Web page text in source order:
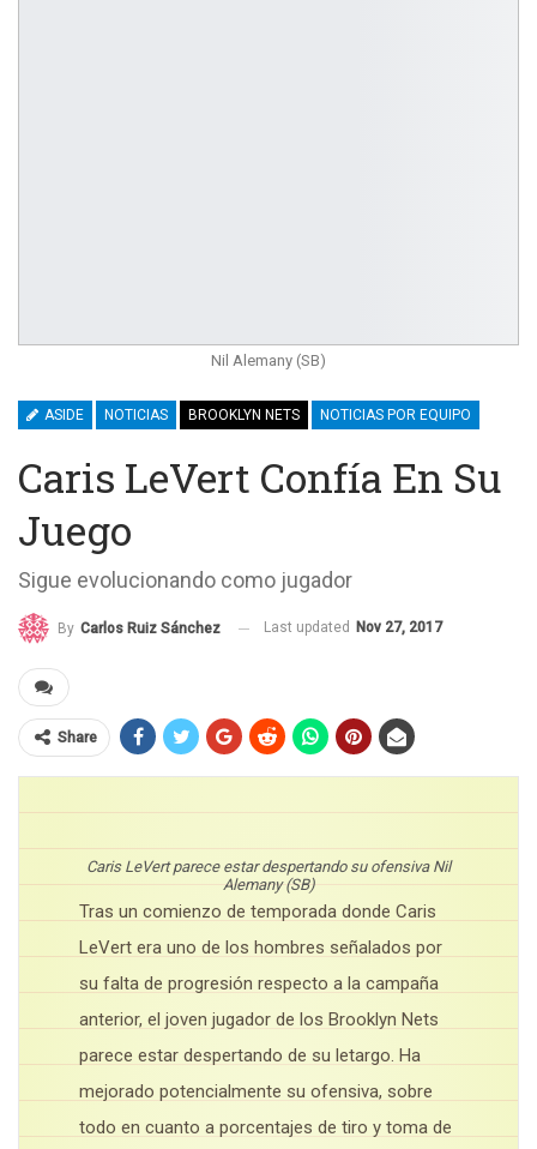
Nil Alemany (SB)
ASIDE NOTICIAS BROOKLYN NETS NOTICIAS POR EQUIPO
Caris LeVert Confía En Su
Juego
Sigue evolucionando como jugador
By Carlos Ruiz Sánchez Last updated Nov 27, 2017
Share
Caris LeVert parece estar despertando su ofensiva Nil
Alemany (SB)
Tras un comienzo de temporada donde Caris
LeVert era uno de los hombres señalados por
su falta de progresión respecto a la campaña
anterior, el joven jugador de los Brooklyn Nets
parece estar despertando de su letargo. Ha
mejorado potencialmente su ofensiva, sobre
todo en cuanto a porcentajes de tiro y toma de